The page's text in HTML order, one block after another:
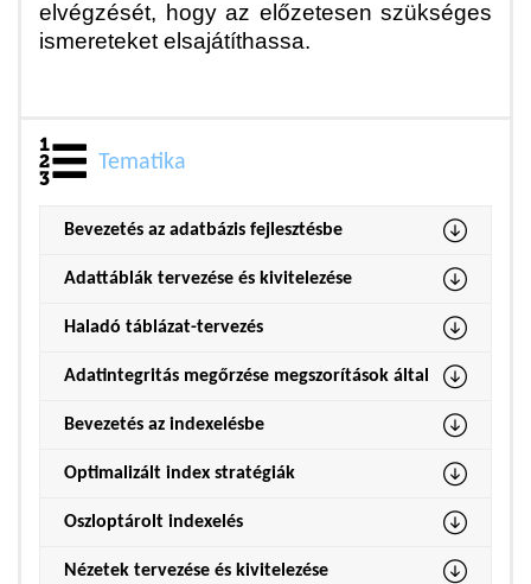
elvégzését, hogy az előzetesen szükséges
ismereteket elsajátíthassa.
Tematika
Bevezetés az adatbázis fejlesztésbe
Adattáblák tervezése és kivitelezése
Haladó táblázat-tervezés
Adatintegritás megőrzése megszorítások által
Bevezetés az indexelésbe
Optimalizált index stratégiák
Oszloptárolt indexelés
Nézetek tervezése és kivitelezése